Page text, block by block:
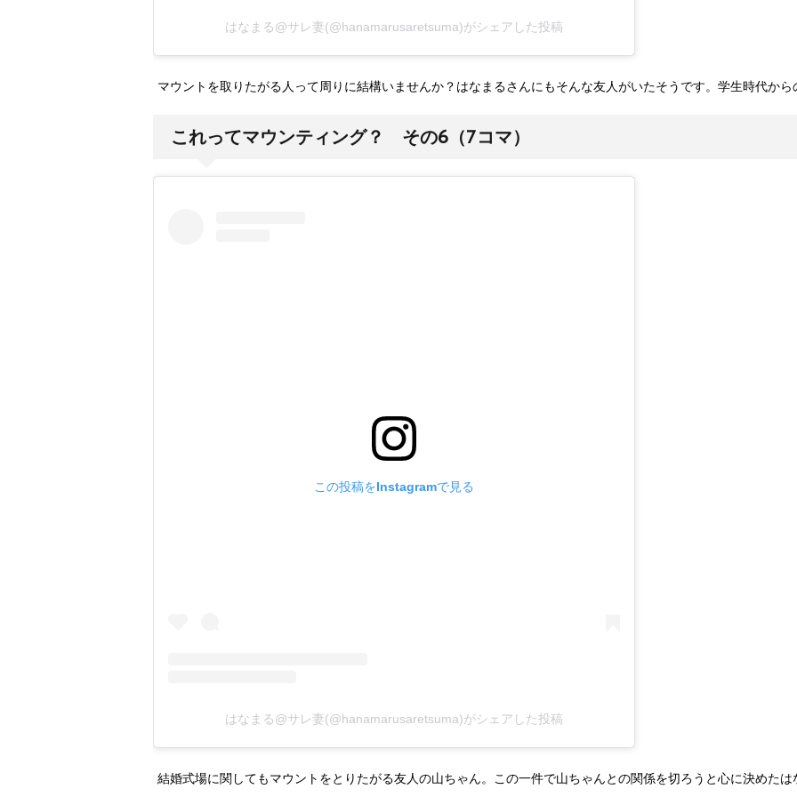
はなまる@サレ妻(@hanamarusaretsuma)がシェアした投稿
マウントを取りたがる人って周りに結構いませんか？はなまるさんにもそんな友人がいたそうです。学生時代か
これってマウンティング？ その6（7コマ）
この投稿をInstagramで見る
はなまる@サレ妻(@hanamarusaretsuma)がシェアした投稿
結婚式場に関してもマウントをとりたがる友人の山ちゃん。この一件で山ちゃんとの関係を切ろうと心に決めたは